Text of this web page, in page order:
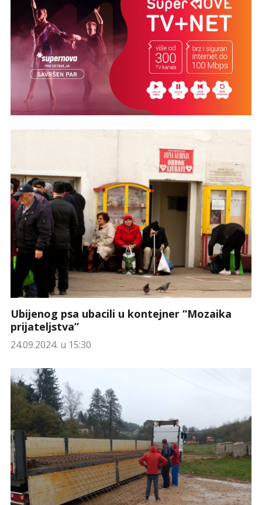
Ubijenog psa ubacili u kontejner “Mozaika
prijateljstva”
24.09.2024. u 15:30